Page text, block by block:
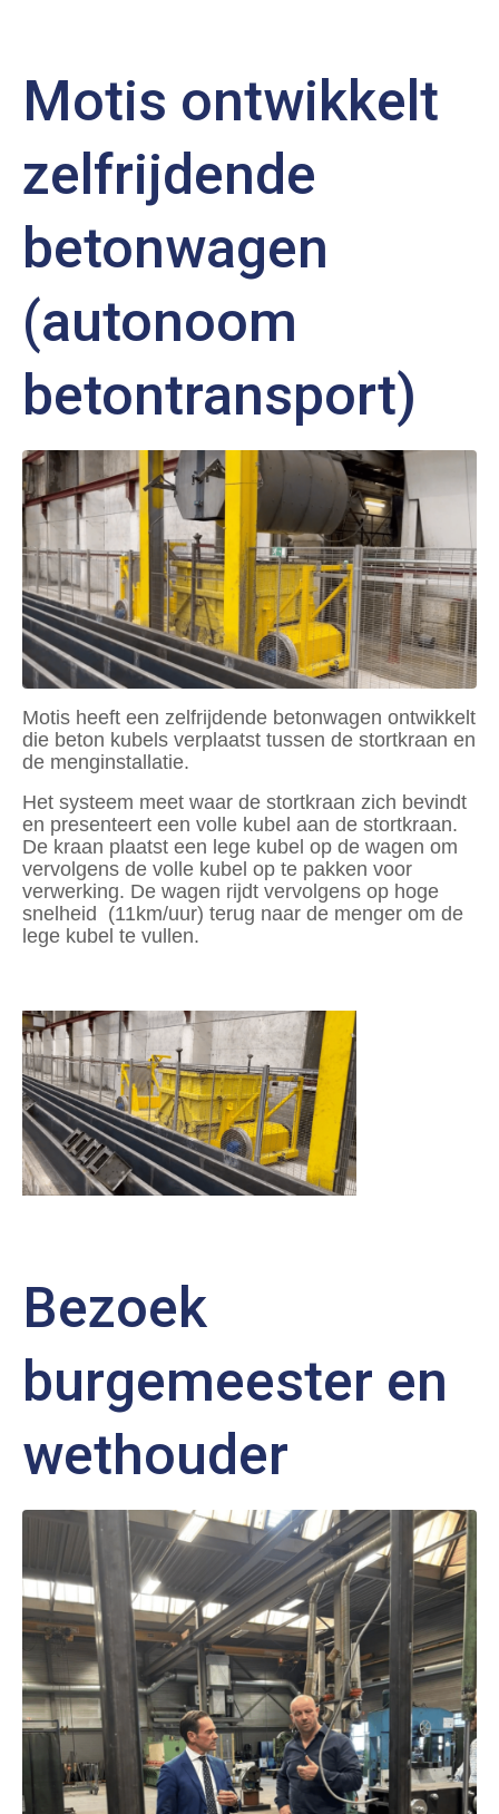
Motis ontwikkelt
zelfrijdende
betonwagen
(autonoom
betontransport)
Motis heeft een zelfrijdende betonwagen ontwikkelt
die beton kubels verplaatst tussen de stortkraan en
de menginstallatie.
Het systeem meet waar de stortkraan zich bevindt
en presenteert een volle kubel aan de stortkraan.
De kraan plaatst een lege kubel op de wagen om
vervolgens de volle kubel op te pakken voor
verwerking. De wagen rijdt vervolgens op hoge
snelheid (11km/uur) terug naar de menger om de
lege kubel te vullen.
Bezoek
burgemeester en
wethouder